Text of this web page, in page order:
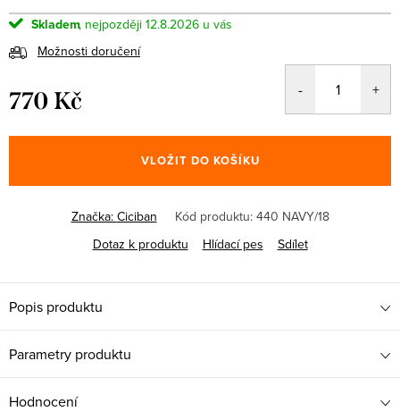
Skladem
12.8.2026
Možnosti doručení
770 Kč
cena:
VLOŽIT DO KOŠÍKU
Značka: Ciciban Kód produktu: 440 NAVY/18
Dotaz k produktu
Hlídací pes Sdílet
Popis produktu
Parametry produktu
Hodnocení